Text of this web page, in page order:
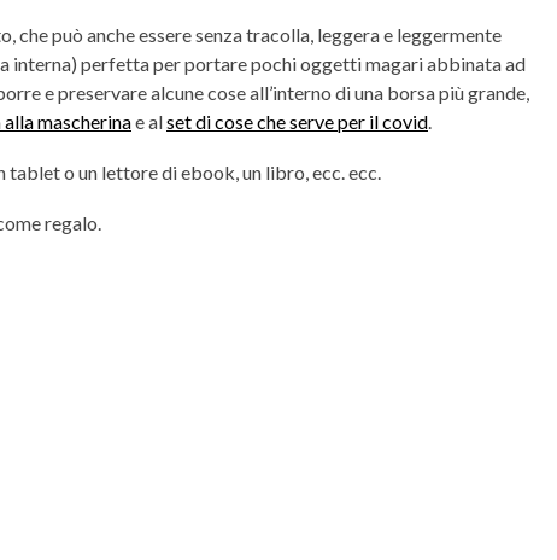
può anche essere senza tracolla, leggera e leggermente
interna) perfetta per portare pochi oggetti magari abbinata ad
e preservare alcune cose all’interno di una borsa più grande,
mascherinae alset di cose che serve per il covid.
tablet o un lettore di ebook, un libro, ecc. ecc.
regalo.